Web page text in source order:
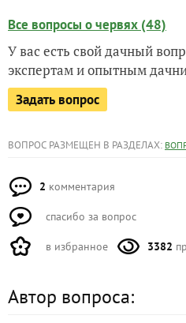
Все вопросы о червях (48)
У вас есть свой дачный
экспертам и опытным
Задать вопрос
ВОПРОС РАЗМЕЩЕН В РАЗДЕЛАХ:
2 комментария
спасибо за вопрос
в избранное 3382
Автор вопроса: